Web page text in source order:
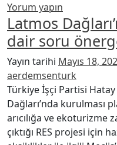
Yorum yapın
Latmos
dair soru
Yayın tarihi Mayıs 18,
aerdemsenturk
Türkiye İşçi Partisi
Dağları’nda kurulması
arıcılığa ve ekoturizme
çıktığı RES projesi için